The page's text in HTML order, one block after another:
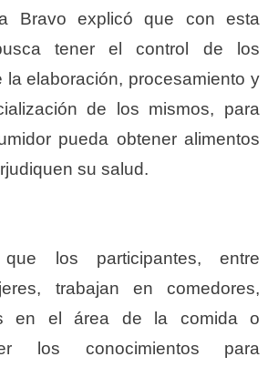
Bravo explicó que con esta
tener el control de los
la elaboración, procesamiento y
de los mismos, para
pueda obtener alimentos
su salud.
los participantes, entre
trabajan en comedores,
en el área de la comida o
los conocimientos para